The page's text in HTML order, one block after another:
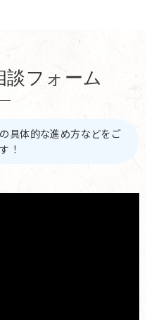
談フォーム
具体的な進め方などをご
！